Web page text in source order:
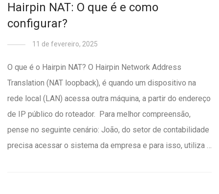
Hairpin NAT: O que é e como
configurar?
11 de fevereiro, 2025
O que é o Hairpin NAT? O Hairpin Network Address
Translation (NAT loopback), é quando um dispositivo na
rede local (LAN) acessa outra máquina, a partir do endereço
de IP público do roteador. Para melhor compreensão,
pense no seguinte cenário: João, do setor de contabilidade
precisa acessar o sistema da empresa e para isso, utiliza …